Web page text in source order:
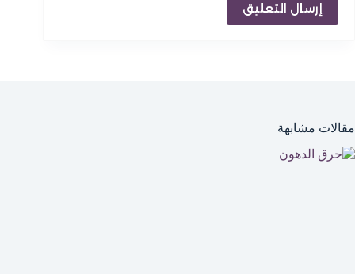
إرسال التعليق
مقالات مشابهة